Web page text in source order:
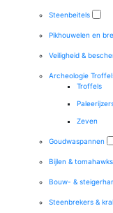
Steenbeitels
Pikhouwelen en
Veiligheid &
Archeologie
Troffels
Zeven
Goudwaspannen
Bijlen & tomahawks
Bouw- &
Steenbrekers &